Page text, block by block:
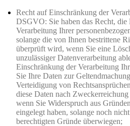
Recht auf Einschränkung der
DSGVO: Sie haben das Recht, die
Verarbeitung Ihrer
solange die von Ihnen bestrittene
überprüft wird, wenn Sie eine
unzulässiger Datenverarbeitung
Einschränkung der Verarbeitung
Sie Ihre Daten zur
Verteidigung von
diese Daten nach
wenn Sie Widerspruch aus
eingelegt haben, solange noch
berechtigten Gründe überwiegen;